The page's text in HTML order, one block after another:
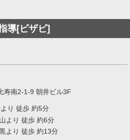
導[ビザビ]
寿南2-1-9 朝井ビル3F
り 徒歩 約5分
より 徒歩 約6分
より 徒歩 約13分